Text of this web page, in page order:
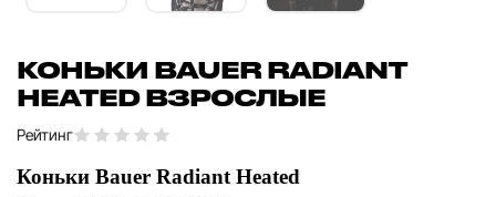
КОНЬКИ BAUER RADIANT
HEATED ВЗРОСЛЫЕ
Рейтинг
Коньки Bauer Radiant Heated